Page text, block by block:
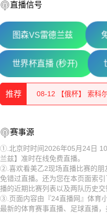
直播信号
图森VS雷德兰兹
世界杯直播 (秒开)
推荐
08-12 【俄杯】 佩夏
08-12 【俄杯】 莫斯
08-12 【俄杯】 索科
08-12 【俄杯】 伊热
08-12 【俄杯】 FC阿
08-12 【亚冠二级】
08-12 【俄杯】 索科
08-12 【俄杯】 莫斯
08-12 【俄杯】 FC穆
赛事源
①.北京时时间2026年05月24日
兰兹】准时在线免费直播。
②.喜欢看美乙2现场直播比赛的朋
免错过直播。还为您在本页面索
播的近期比赛列表以及两队历史交
③.页面内容由『24直播网』体育
最新的体育赛事直播、足球直播，